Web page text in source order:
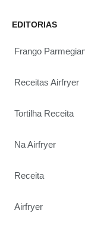
EDITORIAS
Frango
Receitas Airfryer
Tortilha Receita
Na Airfryer
Receita
Airfryer